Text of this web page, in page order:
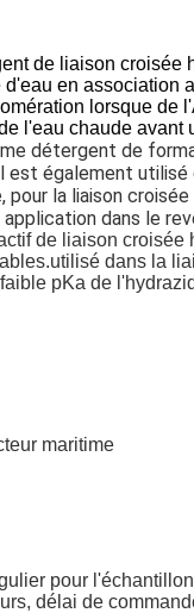
de liaison
en association
lorsque
l'eau chaude avant
détergent de
est également
la liaison
dans le
de liaison
dans la
pKa de
maritime
pour
délai de